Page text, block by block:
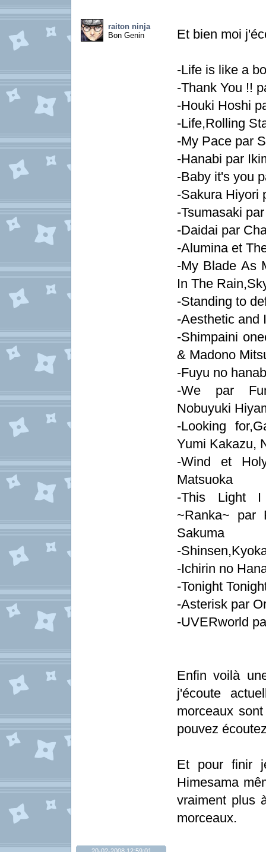
raiton ninja
Bon Genin
Et bien moi
-Life is like a
-Thank You !!
-Houki Hoshi
-Life,Rolling
-My Pace par
-Hanabi par
-Baby it's you
-Sakura Hiyori
-Tsumasaki
-Daidai par
-Alumina et
-My Blade As
In The
-Standing to
-Aesthetic and
-Shimpaini
& Madono
-Fuyu no
-We par
Nobuyuki
-Looking
Yumi Kakazu,
-Wind et
Matsuoka
-This Light I
~Ranka~ par
Sakuma
-
-Ichirin no
-Tonight
-Asterisk par
-UVERworld
Enfin voilà
j'écoute
morceaux
pouvez
Et pour finir
Himesama
vraiment plus
morceaux.